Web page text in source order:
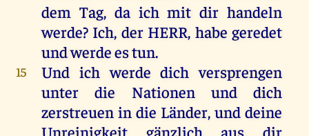
dem Tag, da ich mit dir handeln
werde? Ich, der HERR, habe geredet
undwerdeestun.
15 Und ich werde dich versprengen
unter
die Nationen und
dich
zerstreuen in die Länder,und deine
Unreinigkeit
gänzlich aus
dir